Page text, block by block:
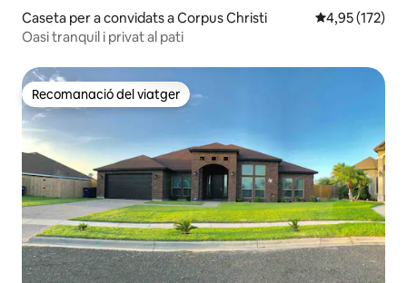
Caseta per a convidats a Corpus Christi 4,95 de
4,95 (172)
Oasi tranquil i privat al pati
Recomanació del viatger
Recomanació del viatger